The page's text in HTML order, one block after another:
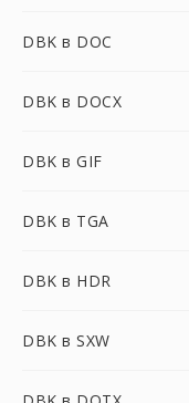
DBK в DOC
DBK в DOCX
DBK в GIF
DBK в TGA
DBK в HDR
DBK в SXW